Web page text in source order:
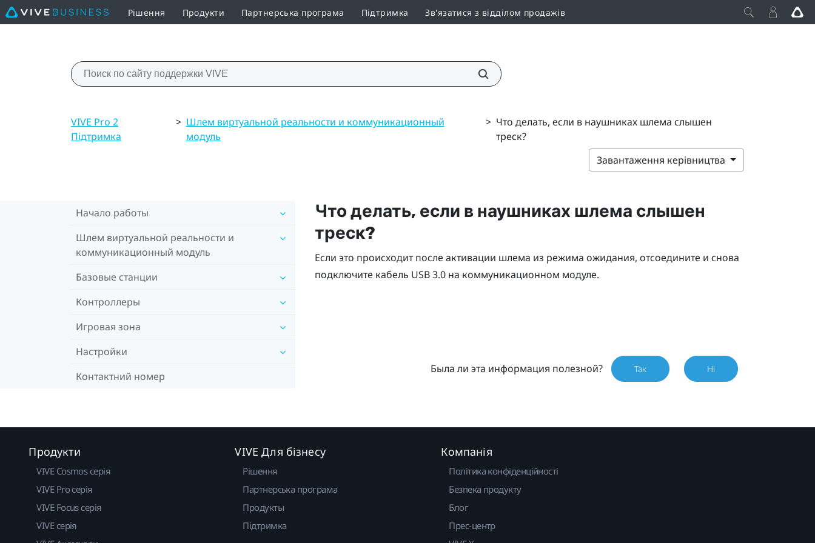
Рішення Продукти Партнерська програма Підтримка Зв'язатися з відділом продажів
VIVE Pro 2
Підтримка
> Шлем виртуальной реальности и коммуникационный
модуль
> Что делать, если в наушниках шлема слышен
треск?
Завантаження керівництва
Начало работы
Шлем виртуальной реальности и
коммуникационный модуль
Базовые станции
Контроллеры
Игровая зона
Настройки
Контактний номер
Что делать, если в наушниках шлема слышен
треск?
Если это происходит после активации шлема из режима ожидания, отсоедините и снова
подключите кабель USB 3.0 на коммуникационном модуле.
Была ли эта информация полезной? Так Ні
Продукти
VIVE Cosmos серія
VIVE Pro серія
VIVE Focus серія
VIVE серія
VIVE Для бізнесу
Рішення
Партнерська програма
Продукты
Підтримка
Компанія
Політика конфіденційності
Безпека продукту
Блог
Прес-центр